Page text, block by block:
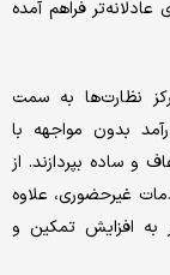
فراهم آمده
نظارت‌ها به سمت
بدون مواجهه با
و ساده بپردازند. از
غیرحضوری، علاوه
به افزایش تمکین و